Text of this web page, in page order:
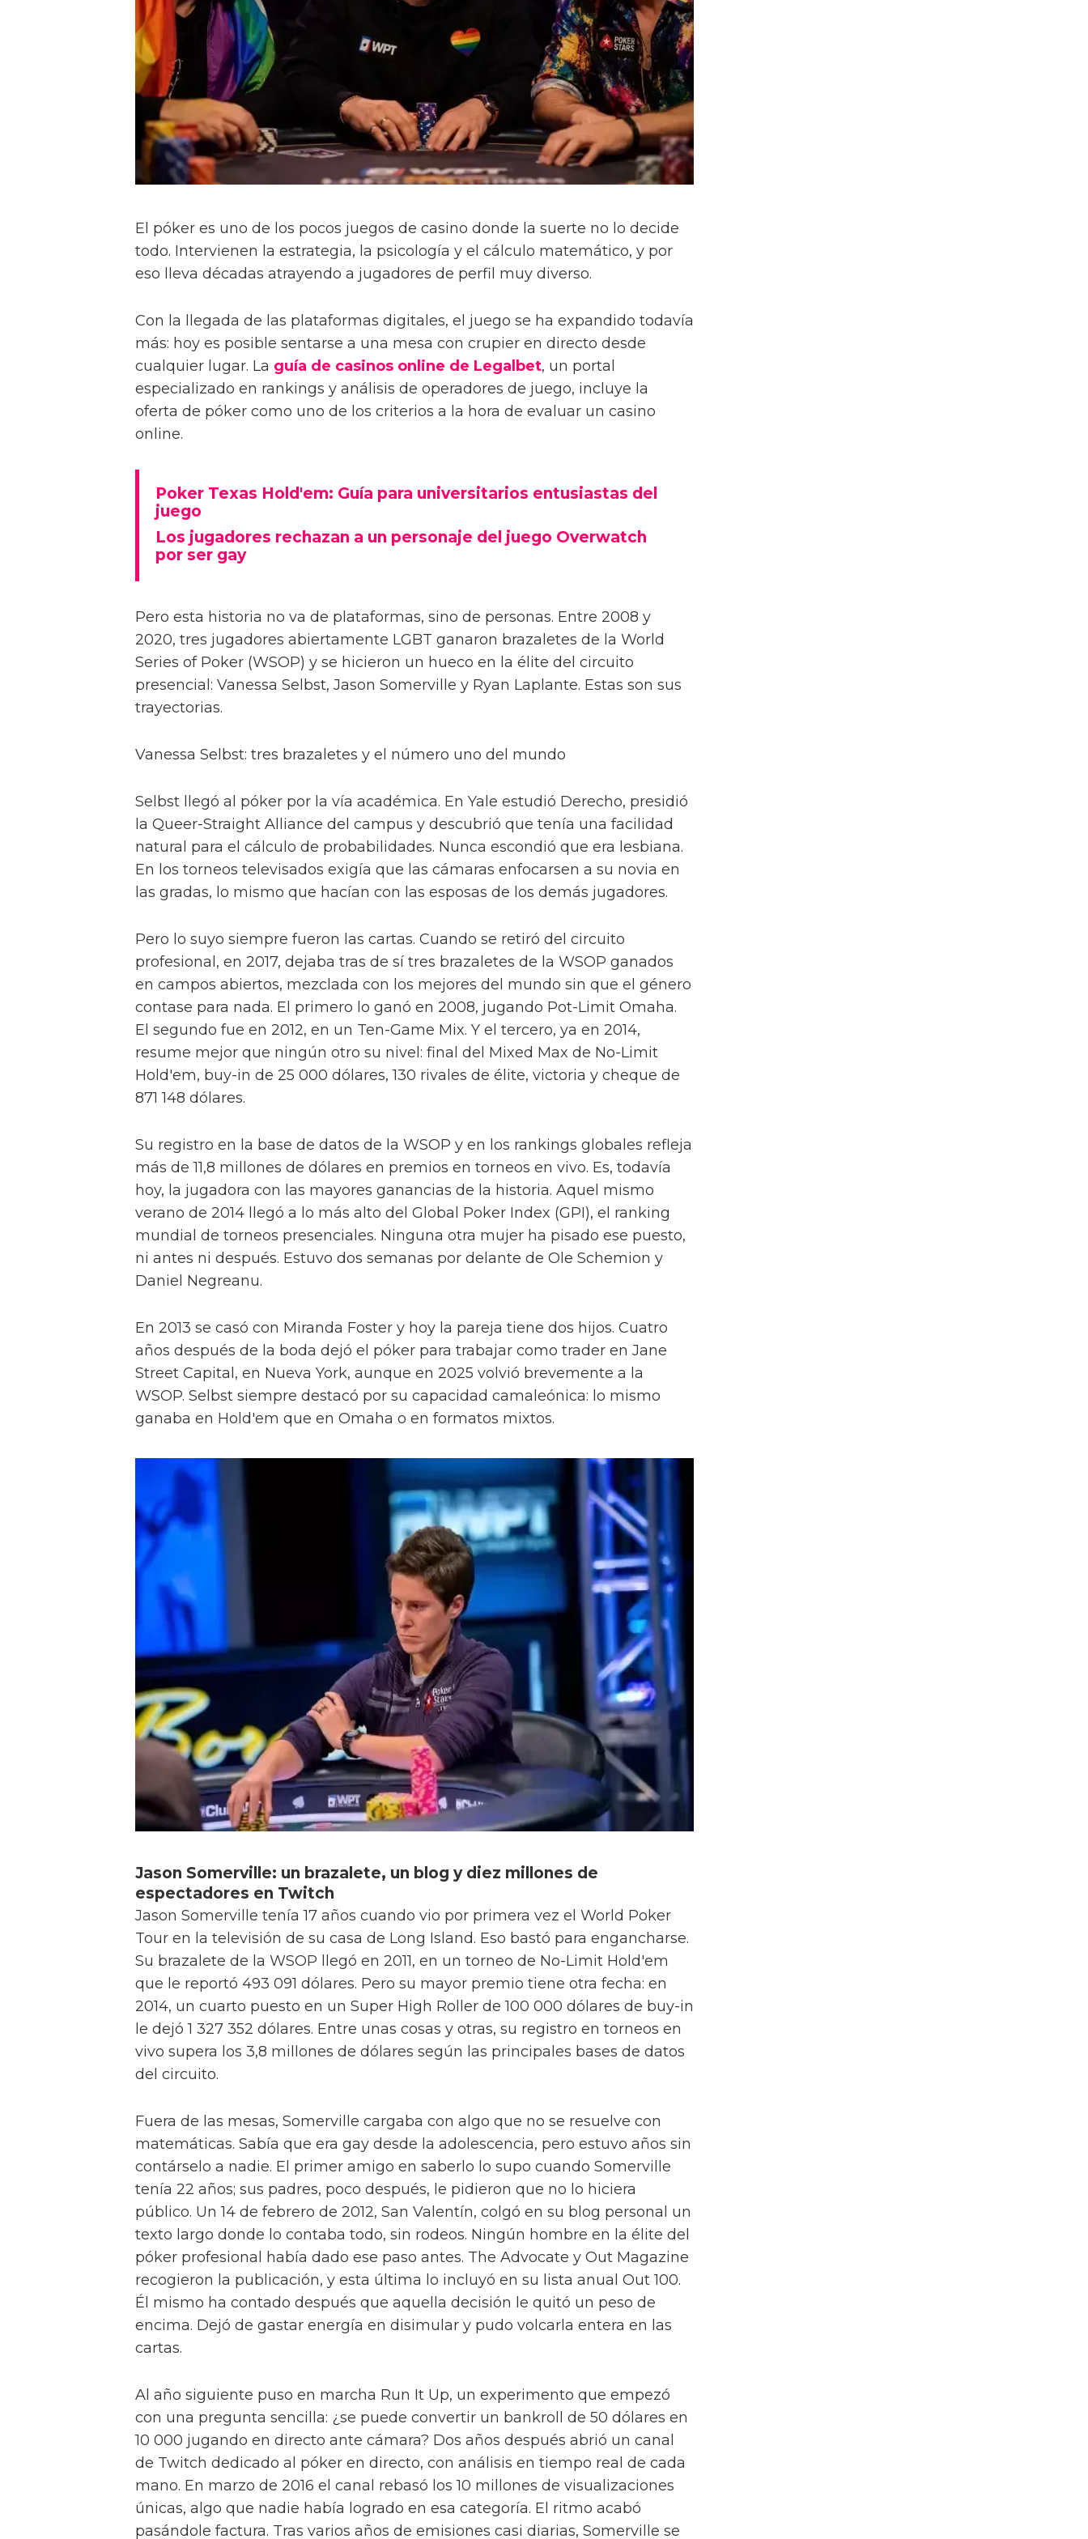
El póker es uno de los pocos juegos de casino donde la suerte no lo decide
todo. Intervienen la estrategia, la psicología y el cálculo matemático, y por
eso lleva décadas atrayendo a jugadores de perfil muy diverso.
Con la llegada de las plataformas digitales, el juego se ha expandido todavía
más: hoy es posible sentarse a una mesa con crupier en directo desde
cualquier lugar. La guía de casinos online de Legalbet, un portal
especializado en rankings y análisis de operadores de juego, incluye la
oferta de póker como uno de los criterios a la hora de evaluar un casino
online.
Poker Texas Hold'em: Guía para universitarios entusiastas del
juego
Los jugadores rechazan a un personaje del juego Overwatch
por ser gay
Pero esta historia no va de plataformas, sino de personas. Entre 2008 y
2020, tres jugadores abiertamente LGBT ganaron brazaletes de la World
Series of Poker (WSOP) y se hicieron un hueco en la élite del circuito
presencial: Vanessa Selbst, Jason Somerville y Ryan Laplante. Estas son sus
trayectorias.
Vanessa Selbst: tres brazaletes y el número uno del mundo
Selbst llegó al póker por la vía académica. En Yale estudió Derecho, presidió
la Queer-Straight Alliance del campus y descubrió que tenía una facilidad
natural para el cálculo de probabilidades. Nunca escondió que era lesbiana.
En los torneos televisados exigía que las cámaras enfocarsen a su novia en
las gradas, lo mismo que hacían con las esposas de los demás jugadores.
Pero lo suyo siempre fueron las cartas. Cuando se retiró del circuito
profesional, en 2017, dejaba tras de sí tres brazaletes de la WSOP ganados
en campos abiertos, mezclada con los mejores del mundo sin que el género
contase para nada. El primero lo ganó en 2008, jugando Pot-Limit Omaha.
El segundo fue en 2012, en un Ten-Game Mix. Y el tercero, ya en 2014,
resume mejor que ningún otro su nivel: final del Mixed Max de No-Limit
Hold'em, buy-in de 25 000 dólares, 130 rivales de élite, victoria y cheque de
871 148 dólares.
Su registro en la base de datos de la WSOP y en los rankings globales refleja
más de 11,8 millones de dólares en premios en torneos en vivo. Es, todavía
hoy, la jugadora con las mayores ganancias de la historia. Aquel mismo
verano de 2014 llegó a lo más alto del Global Poker Index (GPI), el ranking
mundial de torneos presenciales. Ninguna otra mujer ha pisado ese puesto,
ni antes ni después. Estuvo dos semanas por delante de Ole Schemion y
Daniel Negreanu.
En 2013 se casó con Miranda Foster y hoy la pareja tiene dos hijos. Cuatro
años después de la boda dejó el póker para trabajar como trader en Jane
Street Capital, en Nueva York, aunque en 2025 volvió brevemente a la
WSOP. Selbst siempre destacó por su capacidad camaleónica: lo mismo
ganaba en Hold'em que en Omaha o en formatos mixtos.
Jason Somerville: un brazalete, un blog y diez millones de
espectadores en Twitch
Jason Somerville tenía 17 años cuando vio por primera vez el World Poker
Tour en la televisión de su casa de Long Island. Eso bastó para engancharse.
Su brazalete de la WSOP llegó en 2011, en un torneo de No-Limit Hold'em
que le reportó 493 091 dólares. Pero su mayor premio tiene otra fecha: en
2014, un cuarto puesto en un Super High Roller de 100 000 dólares de buy-in
le dejó 1 327 352 dólares. Entre unas cosas y otras, su registro en torneos en
vivo supera los 3,8 millones de dólares según las principales bases de datos
del circuito.
Fuera de las mesas, Somerville cargaba con algo que no se resuelve con
matemáticas. Sabía que era gay desde la adolescencia, pero estuvo años sin
contárselo a nadie. El primer amigo en saberlo lo supo cuando Somerville
tenía 22 años; sus padres, poco después, le pidieron que no lo hiciera
público. Un 14 de febrero de 2012, San Valentín, colgó en su blog personal un
texto largo donde lo contaba todo, sin rodeos. Ningún hombre en la élite del
póker profesional había dado ese paso antes. The Advocate y Out Magazine
recogieron la publicación, y esta última lo incluyó en su lista anual Out 100.
Él mismo ha contado después que aquella decisión le quitó un peso de
encima. Dejó de gastar energía en disimular y pudo volcarla entera en las
cartas.
Al año siguiente puso en marcha Run It Up, un experimento que empezó
con una pregunta sencilla: ¿se puede convertir un bankroll de 50 dólares en
10 000 jugando en directo ante cámara? Dos años después abrió un canal
de Twitch dedicado al póker en directo, con análisis en tiempo real de cada
mano. En marzo de 2016 el canal rebasó los 10 millones de visualizaciones
únicas, algo que nadie había logrado en esa categoría. El ritmo acabó
pasándole factura. Tras varios años de emisiones casi diarias, Somerville se